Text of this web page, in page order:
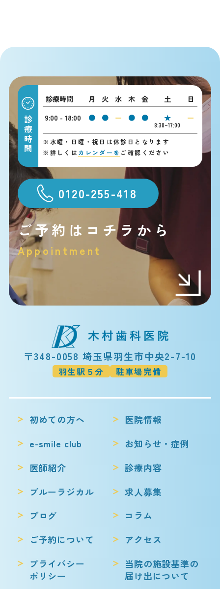
診療時間
診療時間 月 火 水 木 金 土
日
9:00 - 18:00
● ● ー ● ● ★
8:30~17:00
ー
※ 水曜・日曜・祝日は休診日となります
※ 詳しくは カレンダーを ご確認ください
0120-255-418
ご予約はコチラから
Appointment
〒348-0058 埼玉県羽生市中央2-7-10
羽生駅５分 駐車場完備
初めての方へ
医院情報
e-smile club
お知らせ・症例
医師紹介
診療内容
ブルーラジカル
求人募集
ブログ
コラム
ご予約について
アクセス
プライバシー
ポリシー
当院の施設基準の
届け出について